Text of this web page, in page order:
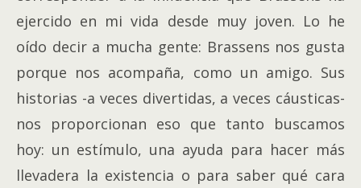
ejercido en mi vida desde muy joven. Lo he
oído decir a mucha gente: Brassens nos gusta
porque nos acompaña, como un amigo. Sus
historias -a veces divertidas, a veces cáusticas-
nos proporcionan eso que tanto buscamos
hoy: un estímulo, una ayuda para hacer más
llevadera la existencia o para saber qué cara